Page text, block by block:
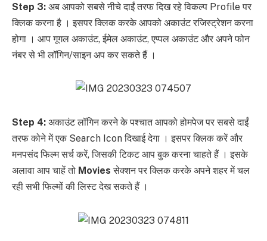
Step 3: अब आपको सबसे नीचे दाईं तरफ दिख रहे विकल्प Profile पर
क्लिक करना है । इसपर क्लिक करके आपको अकाउंट रजिस्ट्रेशन करना
होगा । आप गूगल अकाउंट, ईमेल अकाउंट, एप्पल अकाउंट और अपने फोन
नंबर से भी लॉगिन/साइन अप कर सकते हैं ।
Step 4: अकाउंट लॉगिन करने के पश्चात आपको होमपेज पर सबसे दाईं
तरफ कोने में एक Search Icon दिखाई देगा । इसपर क्लिक करें और
मनपसंद फिल्म सर्च करें, जिसकी टिकट आप बुक करना चाहते हैं । इसके
अलावा आप चाहें तो Movies सेक्शन पर क्लिक करके अपने शहर में चल
रही सभी फिल्मों की लिस्ट देख सकते हैं ।